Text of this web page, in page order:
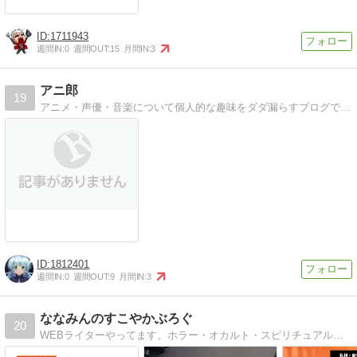
1711943
週間IN:0 週間OUT:15 月間IN:3
19
アニ郎
アニメ・声優・音楽について個人的な趣味をダダ漏らすブログです。
1812401
週間IN:0 週間OUT:9 月間IN:3
20
ななみんのすこやかぶろぐ
WEBライターやってます。ホラー・オカルト・スピリチュアルから家電・日用品までオススメのものを紹介しています。